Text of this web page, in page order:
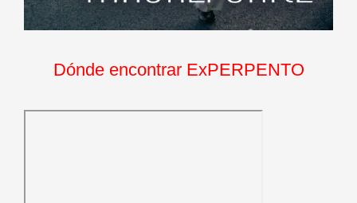
Dónde encontrar ExPERPENTO